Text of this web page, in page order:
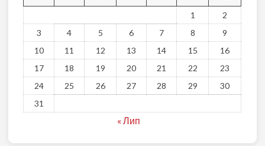
1
2
3
4 5 6 7 8
9
10
11 12 13 14 15
16
17
18 19 20 21 22
23
24
25 26 27 28 29
30
31
« Лип